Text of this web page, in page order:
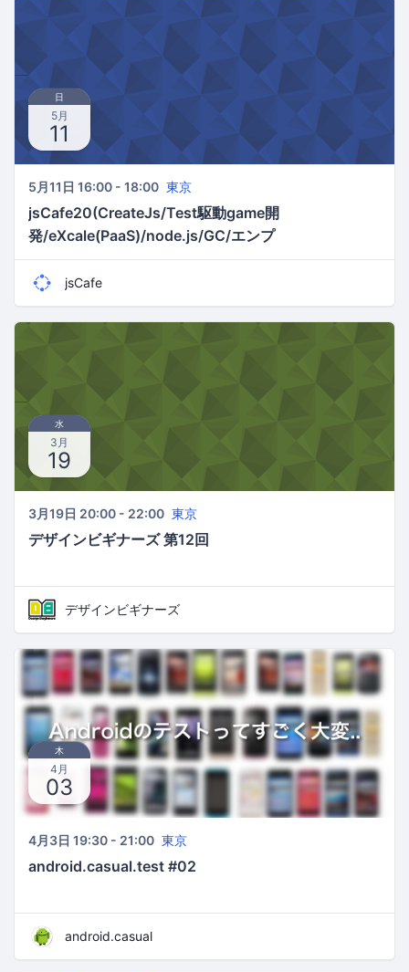
日
5月
11
5月11日 16:00 - 18:00 東京
jsCafe20(CreateJs/Test駆動game開
発/eXcale(PaaS)/node.js/GC/エンプ
ラ/vegas/colorbox)
jsCafe
水
3月
19
3月19日 20:00 - 22:00 東京
デザインビギナーズ 第12回
デザインビギナーズ
木
4月
03
4月3日 19:30 - 21:00 東京
android.casual.test #02
android.casual